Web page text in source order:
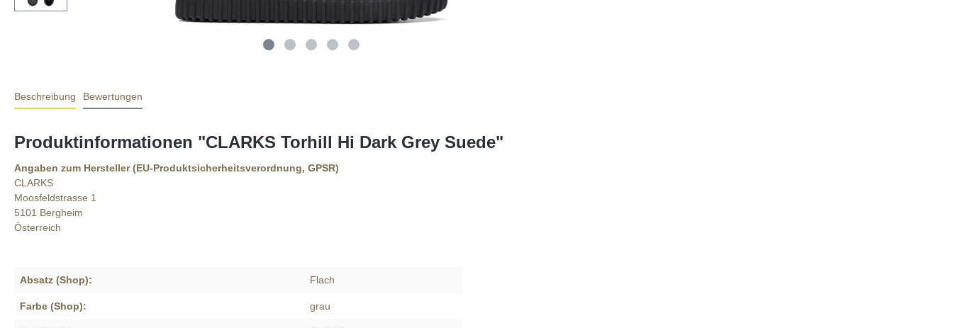
Beschreibung Bewertungen
Produktinformationen "CLARKS Torhill Hi Dark Grey Suede"
Angaben zum Hersteller (EU-Produktsicherheitsverordnung, GPSR)
CLARKS
Moosfeldstrasse 1
5101 Bergheim
Österreich
Absatz (Shop): Flach
Farbe (Shop): grau